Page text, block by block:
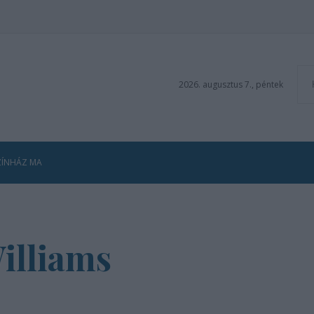
2026. augusztus 7., péntek
MA